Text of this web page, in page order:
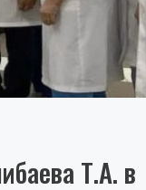
Т.А. в